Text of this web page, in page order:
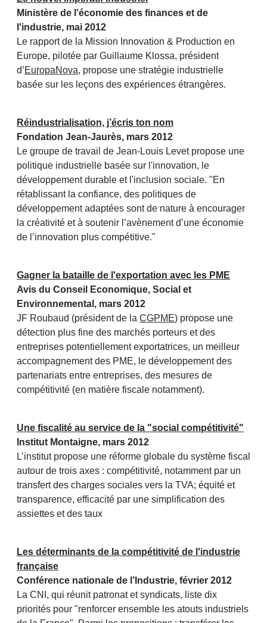
Ministère de l'économie des finances et de
l'industrie, mai 2012
Le rapport de la Mission Innovation & Production en
Europe, pilotée par Guillaume Klossa, président
d’EuropaNova, propose une stratégie industrielle
basée sur les leçons des expériences étrangères.
Réindustrialisation, j’écris ton nom
Fondation Jean-Jaurès, mars 2012
Le groupe de travail de Jean-Louis Levet propose une
politique industrielle basée sur l'innovation, le
développement durable et l'inclusion sociale. "En
rétablissant la confiance, des politiques de
développement adaptées sont de nature à encourager
la créativité et à soutenir l’avènement d’une économie
de l’innovation plus compétitive."
Gagner la bataille de l'exportation avec les PME
Avis du Conseil Economique, Social et
Environnemental, mars 2012
JF Roubaud (président de la CGPME) propose une
détection plus fine des marchés porteurs et des
entreprises potentiellement exportatrices, un meilleur
accompagnement des PME, le développement des
partenariats entre entreprises, des mesures de
compétitivité (en matière fiscale notamment).
Une fiscalité au service de la "social compétitivité"
Institut Montaigne, mars 2012
L’institut propose une réforme globale du système fiscal
autour de trois axes : compétitivité, notamment par un
transfert des charges sociales vers la TVA; équité et
transparence, efficacité par une simplification des
assiettes et des taux
Les déterminants de la compétitivité de l'industrie
française
Conférence nationale de l’Industrie, février 2012
La CNI, qui réunit patronat et syndicats, liste dix
priorités pour "renforcer ensemble les atouts industriels